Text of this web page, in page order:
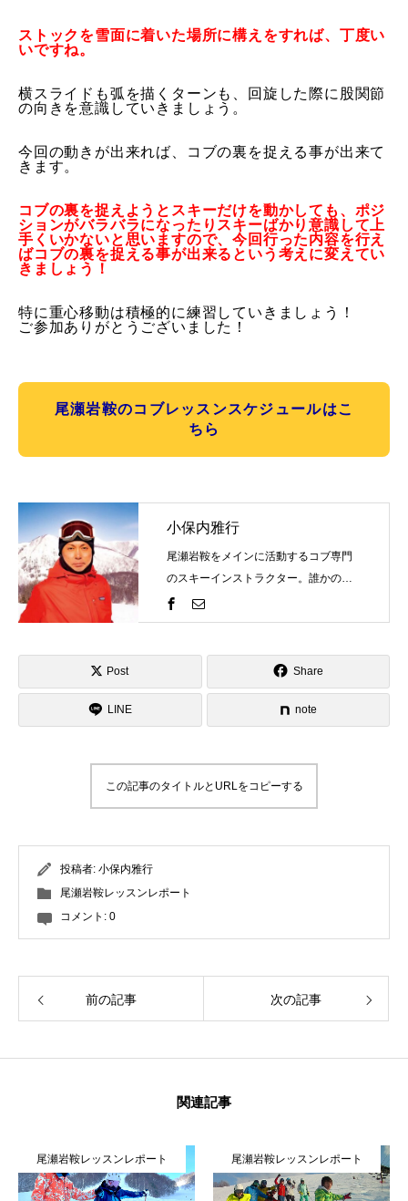
お申し込みについて
動画で学ぶ Movie
最新レッスン動画
Online Store
コブ斜面の滑り方解説動画
無料プレゼント動画
プレゼント
常時メルマガ
お問合せ 特定商取引法に基づく表記 プライバシーポリシー 会社
ストックを雪面に着いた場所に構えをすれば、丁度い
いですね。
横スライドも弧を描くターンも、
回旋した際に股関節
の向きを意識していきましょう。
今回の動きが出来れば、コブの裏を捉える事が出来て
きます。
コブの裏を捉えようとスキーだけを動かしても、 ポジ
ションがバラバラになったりスキーばかり意識して上
手くいかないと思いますので、今回行った内容を行え
ばコブの裏を捉える事が出来るという考えに変えてい
きましょう！
特に重心移動は積極的に練習していきましょう！
ご参加ありがとうございました！
尾瀬岩鞍のコブレッスンスケジュールはこ
ちら
小保内雅行
尾瀬岩鞍をメインに活動するコブ専門
のスキーインストラクター。誰かの評
価を気にするものではなく自分の世界
観を表現するのがスキーそしてコブ。
て、自分のコブスタイルを見つけませ
んか？ゲレンデで見かけたらお気軽に
Post Share
LINE note
この記事のタイトルとURLをコピーする
投稿者: 小保内雅行
尾瀬岩鞍レッスンレポート
コメント: 0
前の記事 次の記事
関連記事
尾瀬岩鞍レッスンレポート 尾瀬岩鞍レッスンレポート